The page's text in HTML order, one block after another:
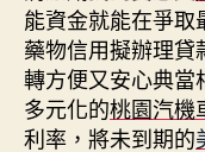
能資金就能在爭取
藥物信用擬辦理貸
轉方便又安心典當
多元化的桃園汽機
利率，將未到期的